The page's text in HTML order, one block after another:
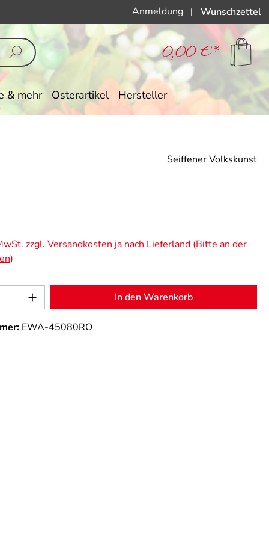
Anmeldung | Wunschzettel
0,00 €*
& mehr Osterartikel Hersteller
Seiffener Volkskunst
zzgl. Versandkosten ja nach Lieferland (Bitte an der
Gib den gewünschten Wert ein
In den Warenkorb
EWA-45080RO